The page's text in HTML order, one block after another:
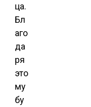
ца.
Бл
аго
да
ря
это
му
бу